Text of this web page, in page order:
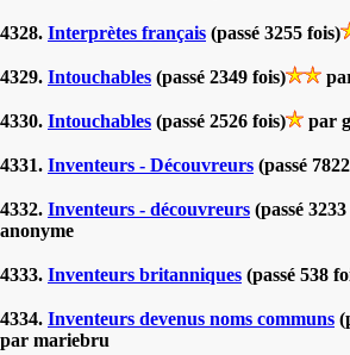
4328. Interprètes français (passé 3255 fois)
4329. Intouchables (passé 2349 fois)
4330. Intouchables (passé 2526 fois) par
4331. Inventeurs - Découvreurs (passé
4332. Inventeurs - découvreurs (passé
anonyme
4333. Inventeurs britanniques (passé 538
4334. Inventeurs devenus noms communs
par mariebru